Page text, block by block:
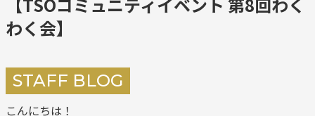
わく会】
STAFF BLOG
こんにちは！